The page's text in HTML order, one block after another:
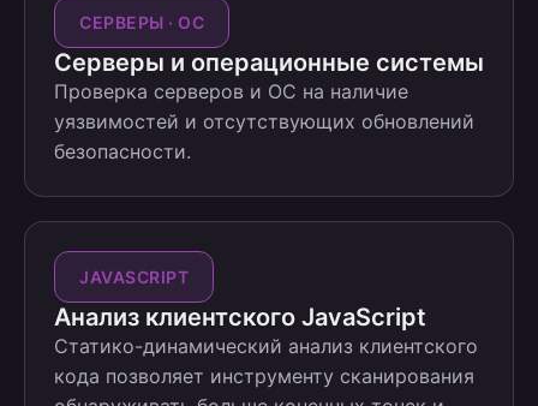
СЕРВЕРЫ · ОС
Серверы и операционные системы
Проверка серверов и ОС на наличие
уязвимостей и отсутствующих обновлений
безопасности.
JAVASCRIPT
Анализ клиентского JavaScript
Статико-динамический анализ клиентского
кода позволяет инструменту сканирования